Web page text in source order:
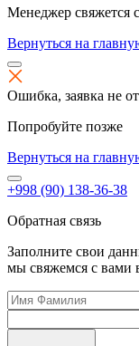
Менеджер свяжется
Вернуться на
Ошибка, заявка не
Попробуйте позже
Вернуться на
+998 (90) 138-36-38
Обратная связь
Заполните свои
мы свяжемся с вами